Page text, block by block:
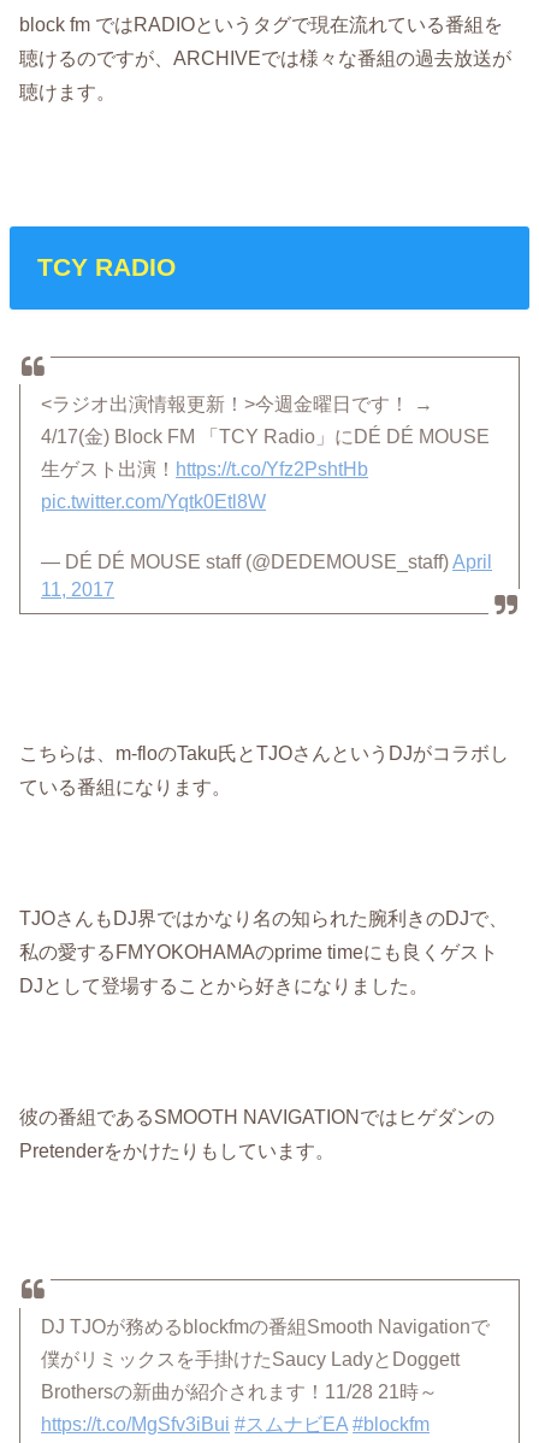
block fm ではRADIOというタグで現在流れている番組を
聴けるのですが、ARCHIVEでは様々な番組の過去放送が
聴けます。
TCY RADIO
<ラジオ出演情報更新！>今週金曜日です！ →
4/17(金) Block FM 「TCY Radio」にDÉ DÉ MOUSE
生ゲスト出演！ https://t.co/Yfz2PshtHb
pic.twitter.com/Yqtk0Etl8W
— DÉ DÉ MOUSE staff (@DEDEMOUSE_staff)April
11, 2017
こちらは、m-floのTaku氏とTJOさんというDJがコラボし
ている番組になります。
TJOさんもDJ界ではかなり名の知られた腕利きのDJで、
私の愛するFMYOKOHAMAのprime timeにも良くゲスト
DJとして登場することから好きになりました。
彼の番組であるSMOOTH NAVIGATIONではヒゲダンの
Pretenderをかけたりもしています。
DJ TJOが務めるblockfmの番組Smooth Navigationで
僕がリミックスを手掛けたSaucy LadyとDoggett
Brothersの新曲が紹介されます！11/28 21時～
https://t.co/MgSfv3iBui #スムナビEA #blockfm